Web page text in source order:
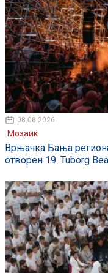
08.08.2026
Мозаик
Врњачка Бања
отворен 19. Tuborg